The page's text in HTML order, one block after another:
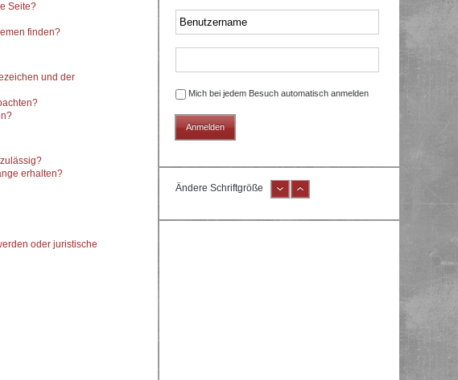
Seite?
finden?
und der
erhalten?
oder juristische
Mich bei jedem Besuch automatisch anmelden
Ändere Schriftgröße